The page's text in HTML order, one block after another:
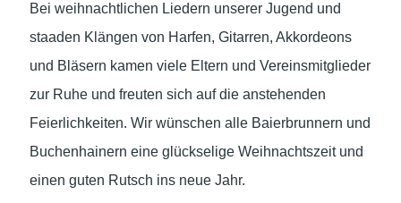
Bei weihnachtlichen Liedern unserer Jugend und
staaden Klängen von Harfen, Gitarren, Akkordeons
und Bläsern kamen viele Eltern und Vereinsmitglieder
zur Ruhe und freuten sich auf die anstehenden
Feierlichkeiten. Wir wünschen alle Baierbrunnern und
Buchenhainern eine glückselige Weihnachtszeit und
einen guten Rutsch ins neue Jahr.